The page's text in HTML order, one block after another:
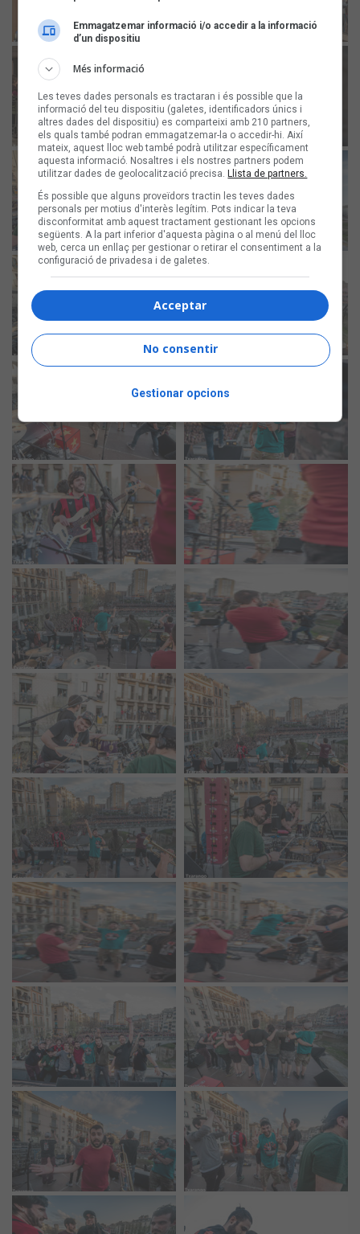
Emmagatzemar informació i/o accedir a la informació
d’un dispositiu
Més informació
Les teves dades personals es tractaran i és possible que la
informació del teu dispositiu (galetes, identificadors únics i
altres dades del dispositiu) es comparteixi amb 210 partners,
els quals també podran emmagatzemar-la o accedir-hi. Així
mateix, aquest lloc web també podrà utilitzar específicament
aquesta informació. Nosaltres i els nostres partners podem
utilitzar dades de geolocalització precisa. Llista de partners.
És possible que alguns proveïdors tractin les teves dades
personals per motius d'interès legítim. Pots indicar la teva
disconformitat amb aquest tractament gestionant les opcions
següents. A la part inferior d'aquesta pàgina o al menú del lloc
web, cerca un enllaç per gestionar o retirar el consentiment a la
configuració de privadesa i de galetes.
Acceptar
No consentir
Gestionar opcions